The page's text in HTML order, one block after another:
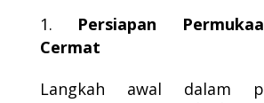
Persiapan
Cermat
Langkah awal dalam